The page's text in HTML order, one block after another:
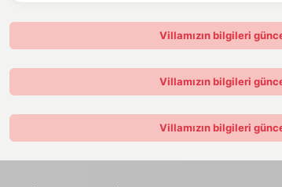
Villamızın bilgileri
Villamızın bilgileri
Villamızın bilgileri